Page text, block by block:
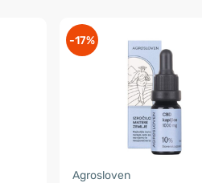
-17%
Agrosloven